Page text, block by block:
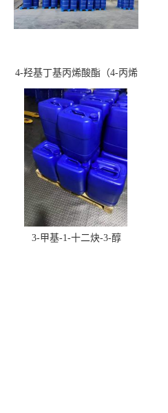
4-羟基丁基丙烯酸酯（4-丙烯
酸羟丁酯）
3-甲基-1-十二炔-3-醇